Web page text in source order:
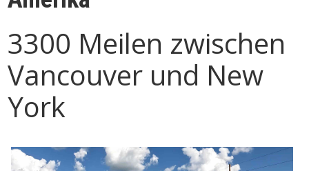
3300 Meilen zwischen
Vancouver und New
York